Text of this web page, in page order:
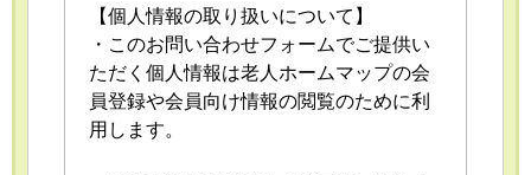
【個人情報の取り扱いについて】
・このお問い合わせフォームでご提供い
ただく個人情報は老人ホームマップの会
員登録や会員向け情報の閲覧のために利
用します。